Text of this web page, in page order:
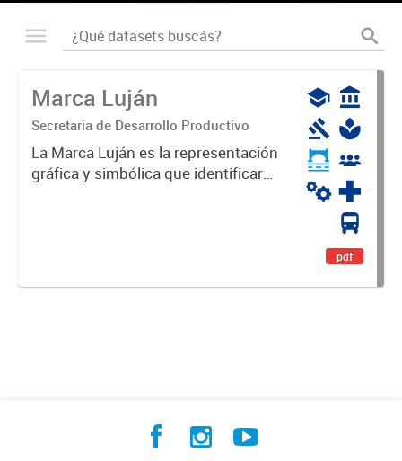
Marca Luján
Secretaria de Desarrollo Productivo
La Marca Luján es la representación
gráfica y simbólica que identificará
pdf